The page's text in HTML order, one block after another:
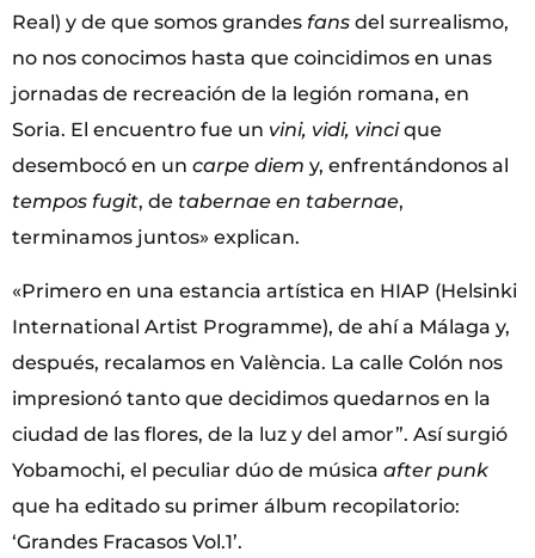
Real) y de que somos grandes fans del surrealismo,
no nos conocimos hasta que coincidimos en unas
jornadas de recreación de la legión romana, en
Soria. El encuentro fue un vini, vidi, vincique
desembocó en un carpe diem y, enfrentándonos al
tempos fugit, de tabernae en tabernae,
terminamos juntos» explican.
«Primero en una estancia artística en HIAP (Helsinki
International Artist Programme), de ahí a Málaga y,
después, recalamos en València. La calle Colón nos
impresionó tanto que decidimos quedarnos en la
ciudad de las flores, de la luz y del amor”. Así surgió
Yobamochi, el peculiar dúo de música after punk
que ha editado su primer álbum recopilatorio:
‘Grandes Fracasos Vol.1’.